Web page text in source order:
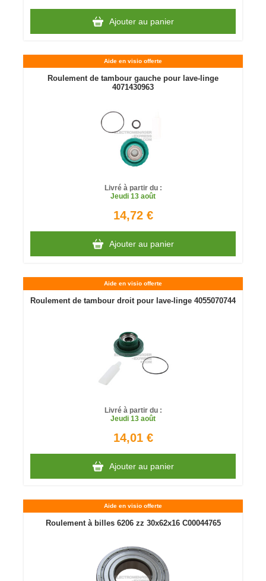
Ajouter au panier
Aide en visio offerte
Roulement de tambour gauche pour lave-linge
4071430963
Livré à partir du :
Jeudi 13 août
14,72 €
Ajouter au panier
Aide en visio offerte
Roulement de tambour droit pour lave-linge 4055070744
Livré à partir du :
Jeudi 13 août
14,01 €
Ajouter au panier
Aide en visio offerte
Roulement à billes 6206 zz 30x62x16 C00044765